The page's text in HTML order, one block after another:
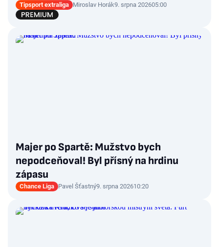
Tipsport extraliga Miroslav Horák9. srpna 202605:00
Majer po Spartě: Mužstvo bych
nepodceňoval! Byl přísný na hrdinu
zápasu
Chance Liga Pavel Šťastný9. srpna 202610:20